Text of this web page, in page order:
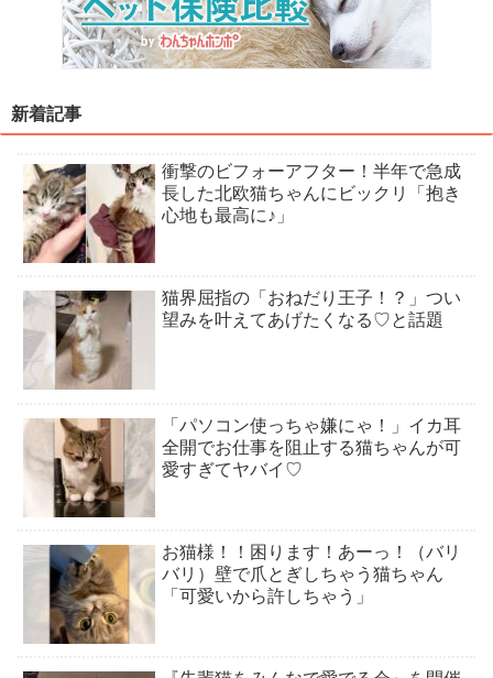
新着記事
衝撃のビフォーアフター！半年で急成
長した北欧猫ちゃんにビックリ「抱き
心地も最高に♪」
猫界屈指の「おねだり王子！？」つい
望みを叶えてあげたくなる♡と話題
「パソコン使っちゃ嫌にゃ！」イカ耳
全開でお仕事を阻止する猫ちゃんが可
愛すぎてヤバイ♡
お猫様！！困ります！あーっ！（バリ
バリ）壁で爪とぎしちゃう猫ちゃん
「可愛いから許しちゃう」